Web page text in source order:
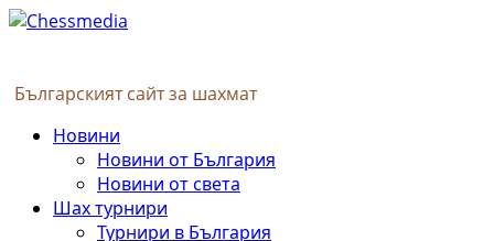
Skip
Българският сайт за шахмат
PrimaryНовини
Новини от България
Новини от света
Шах турнири
Турнири в България